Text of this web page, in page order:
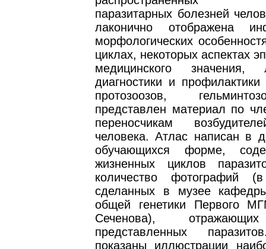
паразитарных болезней
лаконично отображена
морфологических
циклах, некоторых аспектах
медицинского значения,
диагностики и профилактики
протозоозов,
представлен материал по
переносчикам
человека. Атлас написан в
обучающихся форме,
жизненных циклов
количество фотографий
сделанных в музее
общей генетики Первого
Сеченова),
представленных
показаны иллюстрации